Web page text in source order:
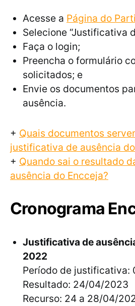
Acesse a Página do
Selecione “Justificativa
Faça o login;
Preencha o formulário
solicitados; e
Envie os documentos
ausência.
+ Quais documentos
justificativa de ausência
+ Quando sai o resultado
ausência do Encceja?
Cronograma
Justificativa de
2022
Período de justificativa:
Resultado: 24/04/2023
Recurso: 24 a 28/04/